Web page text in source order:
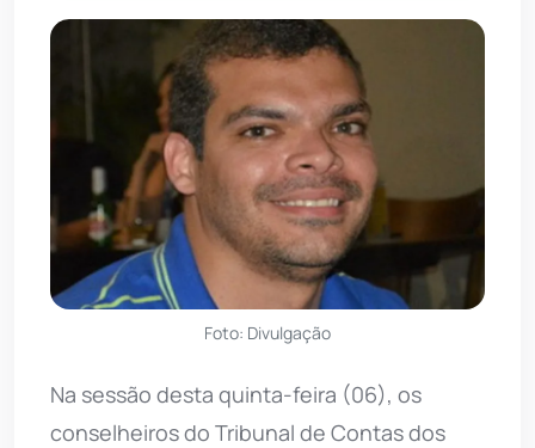
Foto: Divulgação
Na sessão desta quinta-feira (06), os
conselheiros do Tribunal de Contas dos